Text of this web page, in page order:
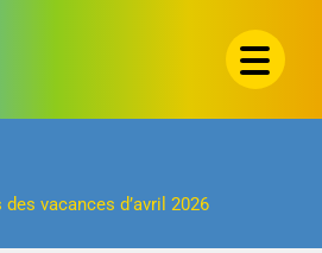
vacances d’avril 2026